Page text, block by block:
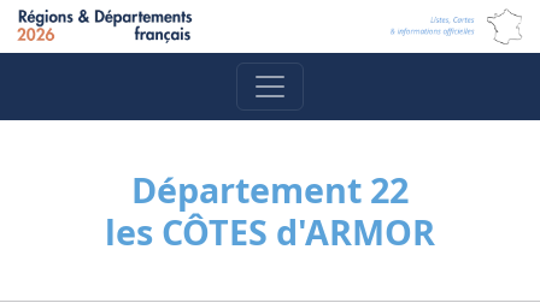
Département 22
les CÔTES d'ARMOR